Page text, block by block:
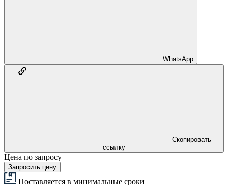
WhatsApp
Скопировать
ссылку
Цена по запросу
Запросить цену
Поставляется в минимальные сроки